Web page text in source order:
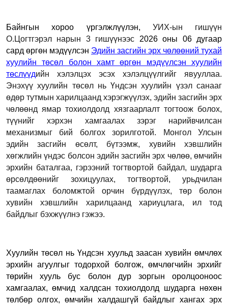
Байнгын хороо үргэлжлүүлэн, УИХ-ын гишүүн
О.Цогтгэрэл нарын 3 гишүүнээс 2026 оны 06 дугаар
сард өргөн мэдүүлсэн Эдийн засгийн эрх чөлөөний тухай
хуулийн төсөл болон хамт өргөн мэдүүлсэн хуулийн
төслүүдийн хэлэлцэх эсэх хэлэлцүүлгийг явууллаа.
Энэхүү хуулийн төсөл нь Үндсэн хуулийн үзэл санааг
өдөр тутмын харилцаанд хэрэгжүүлэх, эдийн засгийн эрх
чөлөөнд ямар тохиолдолд хязгаарлалт тогтоож болох,
түүнийг хэрхэн хамгаалах зэрэг нарийвчилсан
механизмыг бий болгох зорилготой. Монгол Улсын
эдийн засгийн өсөлт, бүтээмж, хувийн хэвшлийн
хөгжлийн үндэс болсон эдийн засгийн эрх чөлөө, өмчийн
эрхийн баталгаа, гэрээний тогтвортой байдал, шударга
өрсөлдөөнийг зохицуулах, тогтвортой, урьдчилан
таамаглах боломжтой орчин бүрдүүлэх, төр болон
хувийн хэвшлийн харилцаанд хариуцлага, ил тод
байдлыг бэхжүүлнэ гэжээ.
Хуулийн төсөл нь Үндсэн хуульд заасан хувийн өмчлөх
эрхийн агуулгыг тодорхой болгож, өмчлөгчийн эрхийг
төрийн хууль бус болон дур зоргын оролцооноос
хамгаалах, өмчид халдсан тохиолдолд шударга нөхөн
төлбөр олгох, өмчийн халдашгүй байдлыг хангах эрх